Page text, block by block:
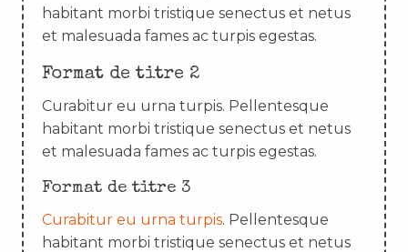
habitant morbi tristique senectus et netus
et malesuada fames ac turpis egestas.
Format de titre 2
Curabitur eu urna turpis. Pellentesque
habitant morbi tristique senectus et netus
et malesuada fames ac turpis egestas.
Format de titre 3
Curabitur eu urna turpis. Pellentesque
habitant morbi tristique senectus et netus